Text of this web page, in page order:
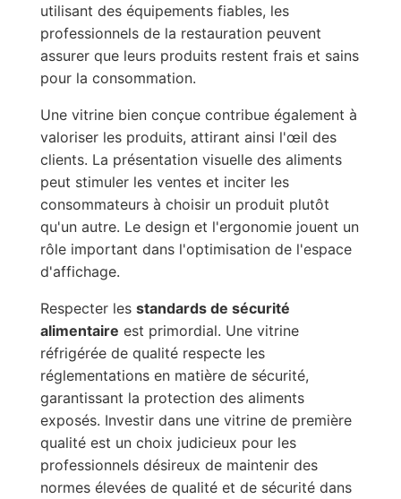
utilisant des équipements fiables, les
professionnels de la restauration peuvent
assurer que leurs produits restent frais et sains
pour la consommation.
Une vitrine bien conçue contribue également à
valoriser les produits, attirant ainsi l'œil des
clients. La présentation visuelle des aliments
peut stimuler les ventes et inciter les
consommateurs à choisir un produit plutôt
qu'un autre. Le design et l'ergonomie jouent un
rôle important dans l'optimisation de l'espace
d'affichage.
Respecter les standards de sécurité
alimentaire est primordial. Une vitrine
réfrigérée de qualité respecte les
réglementations en matière de sécurité,
garantissant la protection des aliments
exposés. Investir dans une vitrine de première
qualité est un choix judicieux pour les
professionnels désireux de maintenir des
normes élevées de qualité et de sécurité dans